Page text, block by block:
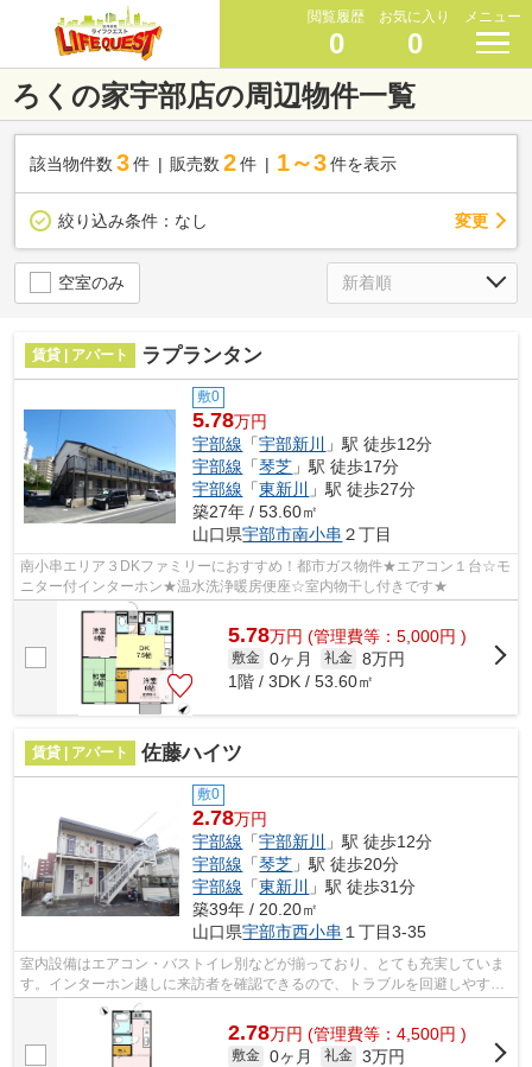
閲覧履歴
0
お気に入り
0
メニュー
ろくの家宇部店の周辺物件一覧
該当物件数 3件 販売数 2 件 1～3 件を表示
絞り込み条件： なし 変更
空室のみ
賃貸 | アパート ラプランタン
敷0
5.78万円
宇部線 「宇部新川
」駅 徒歩12分
宇部線 「琴芝 」駅 徒歩17分
宇部線 「東新川
」駅 徒歩27分
築27年 / 53.60㎡
山口県宇部市南小串 ２丁目
南小串エリア３DKファミリーにおすすめ！都市ガス物件★エアコン１台☆モ
ニター付インターホン★温水洗浄暖房便座☆室内物干し付きです★
5.78万円 (管理費等：5,000円 )
敷金 0ヶ月 礼金 8万円
1階 / 3DK / 53.60㎡
賃貸 | アパート 佐藤ハイツ
敷0
2.78万円
宇部線 「宇部新川
」駅 徒歩12分
宇部線 「琴芝 」駅 徒歩20分
宇部線 「東新川
」駅 徒歩31分
築39年 / 20.20㎡
山口県宇部市西小串 １丁目3-35
室内設備はエアコン・バストイレ別などが揃っており、とても充実していま
す。インターホン越しに来訪者を確認できるので、トラブルを回避しやすく
なります。ネットの回線工事が済んで...
2.78万円 (管理費等：4,500円 )
敷金 0ヶ月 礼金 3万円